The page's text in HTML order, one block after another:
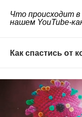
Что происходит в
нашем YouTube-
Как спастись от
Старайтесь не
необходимости